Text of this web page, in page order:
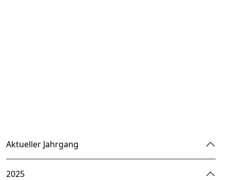
Aktueller Jahrgang
2025